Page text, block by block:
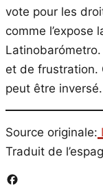
vote pour les
comme l’expose
et de frustration.
peut être inversé.
Source originale:
Traduit de